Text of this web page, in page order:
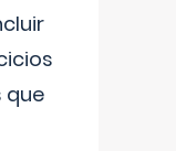
que